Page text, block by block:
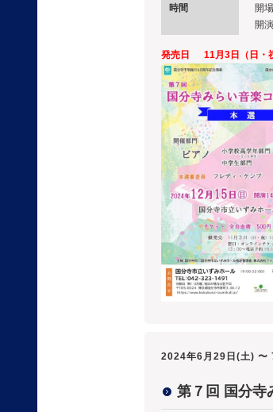
時間
開
開
発売日 11月3日（日・
2024年6月29日(土) 〜
第７回 国分